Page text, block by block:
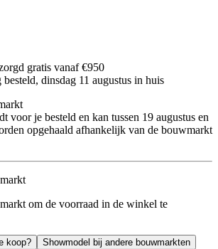
gratis vanaf €950
besteld, dinsdag 11 augustus in huis
voor je besteld en kan tussen 19 augustus en
opgehaald afhankelijk van de bouwmarkt
om de voorraad in de winkel te
koop? Showmodel bij andere bouwmarkten